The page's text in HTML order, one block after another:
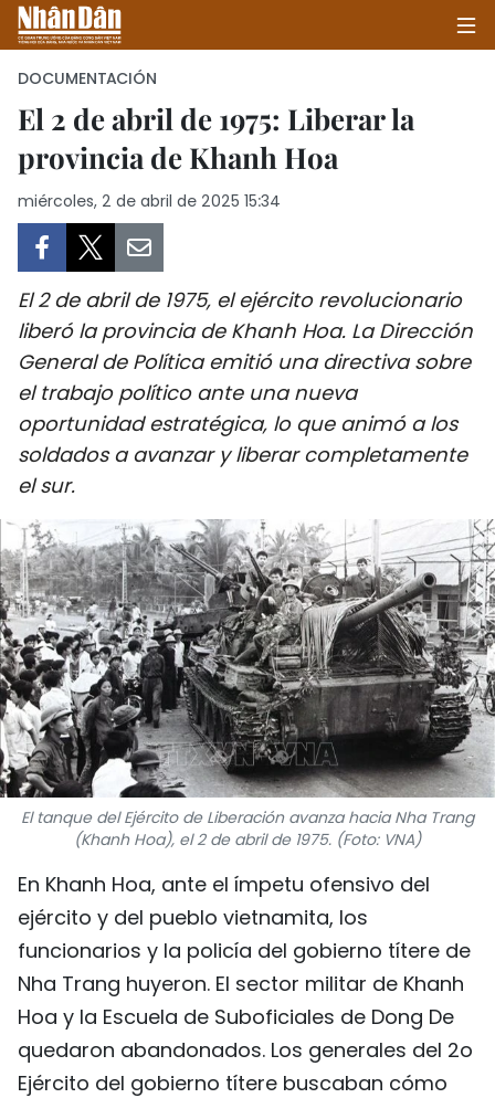
INICIO
POLÍTICA
SOCIEDAD
SALUD - MEDIO AMBIENTE
CULTURA - ENTRETENIMIENTO
INTERNACIONAL
DEPORTES
VIAJES
PUENTE DE AMISTAD
HISTORIAS MULTIMEDIA
FOTOGRAFÍA
¿QUIÉNES SOMOS?
ENGLISH
中文
FRANÇAIS
РУССКИЙ
DOCUMENTACIÓN
El 2 de abril de 1975: Liberar la
provincia de Khanh Hoa
miércoles, 2 de abril de 2025 15:34
El 2 de abril de 1975, el ejército revolucionario
liberó la provincia de Khanh Hoa. La Dirección
General de Política emitió una directiva sobre
el trabajo político ante una nueva
oportunidad estratégica, lo que animó a los
soldados a avanzar y liberar completamente
el sur.
El tanque del Ejército de Liberación avanza hacia Nha Trang
(Khanh Hoa), el 2 de abril de 1975. (Foto: VNA)
En Khanh Hoa, ante el ímpetu ofensivo del
ejército y del pueblo vietnamita, los
funcionarios y la policía del gobierno títere de
Nha Trang huyeron. El sector militar de Khanh
Hoa y la Escuela de Suboficiales de Dong De
quedaron abandonados. Los generales del 2o
Ejército del gobierno títere buscaban cómo